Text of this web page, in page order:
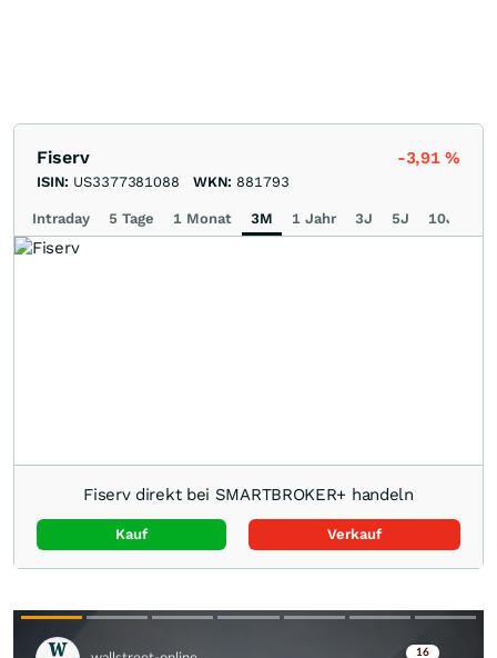
Fiserv -3,91%
ISIN: US3377381088 WKN: 881793
Intraday 5 Tage 1 Monat 3M 1 Jahr 3J 5J 10J
Fiserv direkt bei SMARTBROKER+ handeln
Kauf Verkauf